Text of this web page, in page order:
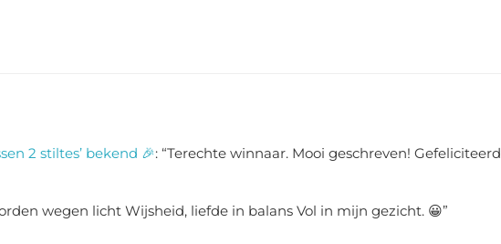
2 stiltes’ bekend 🎉: “Terechte winnaar. Mooi geschreven! Gefeliciteerd
wegen licht Wijsheid, liefde in balans Vol in mijn gezicht. 😀”